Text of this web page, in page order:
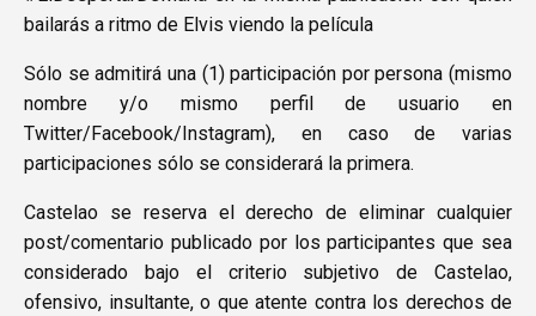
bailarás a ritmo de Elvis viendo la película
Sólo se admitirá una (1) participación por persona (mismo
nombre y/o mismo perfil de usuario en
Twitter/Facebook/Instagram), en caso de varias
participaciones sólo se considerará la primera.
Castelao se reserva el derecho de eliminar cualquier
post/comentario publicado por los participantes que sea
considerado bajo el criterio subjetivo de Castelao,
ofensivo, insultante, o que atente contra los derechos de